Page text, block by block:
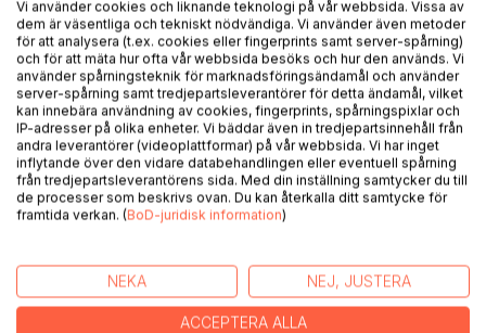
Vår värld om femtusen år. En ny istid. Storkriget är över
sedan ett par generationer.
Zivvel, utbildas till Väktare, den grupp som har det yttersta
ansvaret för att samhället ska fungera gnisselfritt. Hon
drömmer om att få hela jordklotet till arbetsplats,
däremellan arbetar hon hårt för att förbättra
förutsättningarna för odling i det bistra klimatet.
Befolkningen är diskret men bestämt övervakade av
nackdelarna med systemet. Det finns plats för kärlek.
Kanske också för kärleksbarn.
Det viktigaste är ändå att upprätthålla ett sken av fri vilja
Vi använder cookies och liknande teknologi på vår webbsida. Vissa av
dem är väsentliga och tekniskt nödvändiga. Vi använder även metoder
för att analysera (t.ex. cookies eller fingerprints samt server-spårning)
och för att mäta hur ofta vår webbsida besöks och hur den används. Vi
använder spårningsteknik för marknadsföringsändamål och använder
server-spårning samt tredjepartsleverantörer för detta ändamål, vilket
kan innebära användning av cookies, fingerprints, spårningspixlar och
IP-adresser på olika enheter. Vi bäddar även in tredjepartsinnehåll från
andra leverantörer (videoplattformar) på vår webbsida. Vi har inget
inflytande över den vidare databehandlingen eller eventuell spårning
från tredjepartsleverantörens sida. Med din inställning samtycker du till
de processer som beskrivs ovan. Du kan återkalla ditt samtycke för
framtida verkan. (BoD-juridisk information)
NEKA NEJ, JUSTERA
ACCEPTERA ALLA